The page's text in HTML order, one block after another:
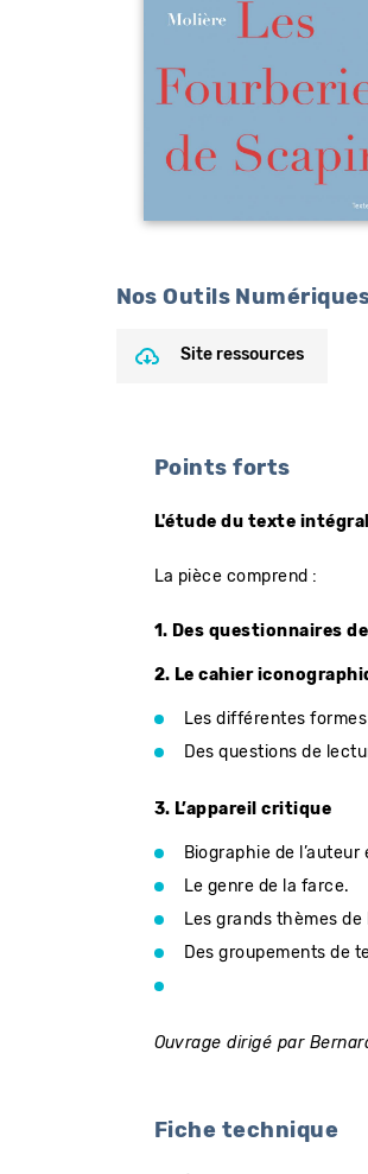
Nos Outils
Site ressources
Points forts
L'étude du texte
La pièce comprend :
1. Des questionnaires
2. Le cahier
Les différentes
Des questions de
3. L’appareil critique
Biographie de
Le genre de la farce.
Les grands thèmes
Des groupements de
Ouvrage dirigé par
Fiche technique